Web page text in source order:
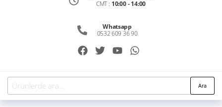
CMT : 10:00 - 14:00
Whatsapp
0532 609 36 90
Ara